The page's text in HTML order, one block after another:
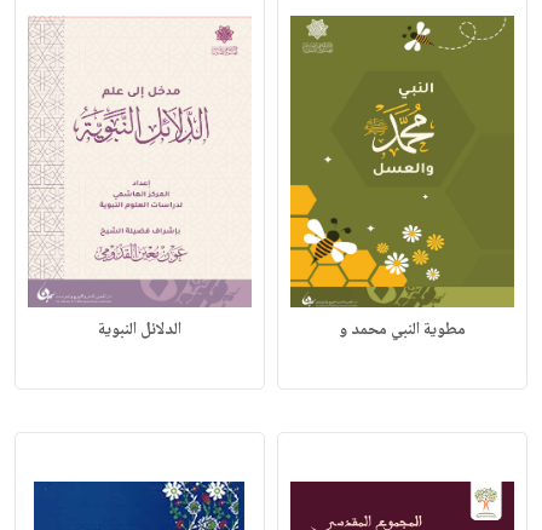
مطوية النبي محمد و الدلائل النبوية